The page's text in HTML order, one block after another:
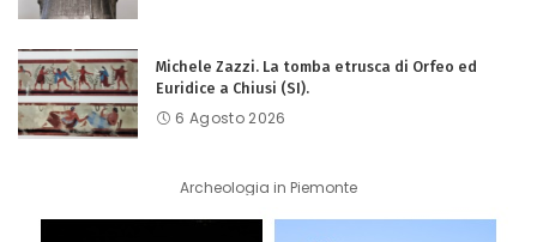
Michele Zazzi. La tomba etrusca di Orfeo ed
Euridice a Chiusi (SI).
6 Agosto 2026
Archeologia in Piemonte